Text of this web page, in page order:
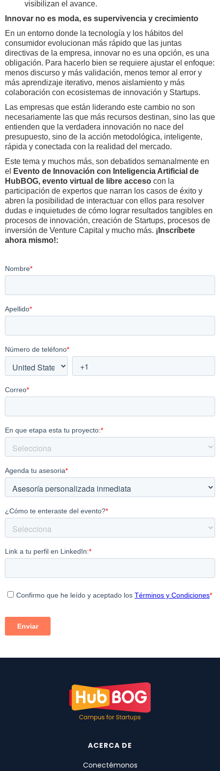
visibilizan el avance.
Innovar no es moda, es supervivencia y crecimiento
En un entorno donde la tecnología y los hábitos del
consumidor evolucionan más rápido que las juntas
directivas de la empresa, innovar no es una opción, es una
obligación. Para hacerlo bien se requiere ajustar el enfoque:
menos discurso y más validación, menos temor al error y
más aprendizaje iterativo, menos aislamiento y más
colaboración con ecosistemas de innovación y Startups.
Las empresas que están liderando este cambio no son
necesariamente las que más recursos destinan, sino las que
entienden que la verdadera innovación no nace del
presupuesto, sino de la acción metodológica, inteligente,
rápida y conectada con la realidad del mercado.
Este tema y muchos más, son debatidos semanalmente en
el
Evento de Innovación con Inteligencia Artificial de
HubBOG, evento virtual de libre acceso con la
participación de expertos que narran los casos de éxito y
abren la posibilidad de interactuar con ellos para resolver
dudas e inquietudes de cómo lograr resultados tangibles en
procesos de innovación, creación de Startups, procesos de
inversión de Venture Capital y mucho más. ¡Inscríbete
ahora mismo!:
ACERCA DE
Conectémonos